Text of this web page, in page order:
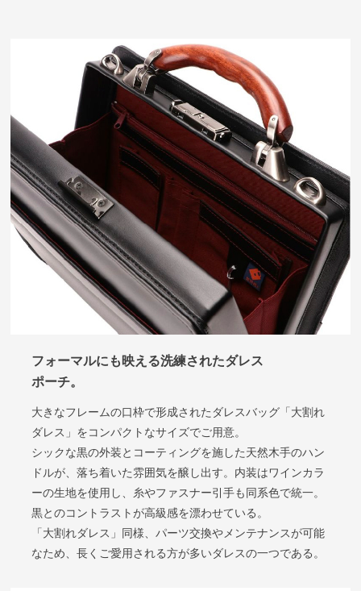
フォーマルにも映える洗練されたダレス
ポーチ。
大きなフレームの口枠で形成されたダレスバッグ「大割れ
ダレス」をコンパクトなサイズでご用意。
シックな黒の外装とコーティングを施した天然木手のハン
ドルが、落ち着いた雰囲気を醸し出す。内装はワインカラ
ーの生地を使用し、糸やファスナー引手も同系色で統一。
黒とのコントラストが高級感を漂わせている。
「大割れダレス」同様、パーツ交換やメンテナンスが可能
なため、長くご愛用される方が多いダレスの一つである。